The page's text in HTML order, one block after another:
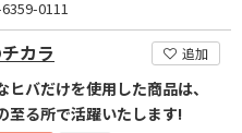
0111
カラ 追加
ヒバだけを使用した商品は、
至る所で活躍いたします!